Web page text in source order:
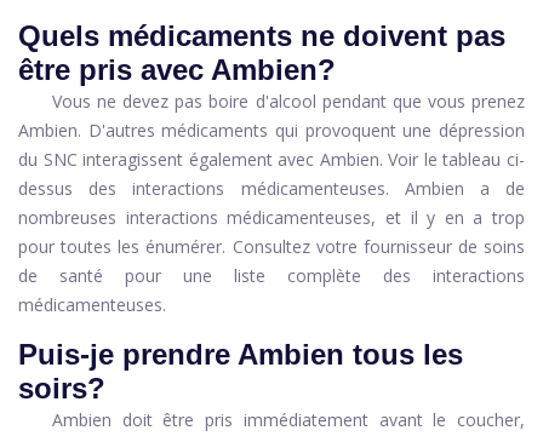
Quels médicaments ne doivent pas
être pris avec Ambien?
Vous ne devez pas boire d'alcool pendant que vous prenez
Ambien. D'autres médicaments qui provoquent une dépression
du SNC interagissent également avec Ambien. Voir le tableau ci-
dessus des interactions médicamenteuses. Ambien a de
nombreuses interactions médicamenteuses, et il y en a trop
pour toutes les énumérer. Consultez votre fournisseur de soins
de santé pour une liste complète des interactions
médicamenteuses.
Puis-je prendre Ambien tous les
soirs?
Ambien doit être pris immédiatement avant le coucher,